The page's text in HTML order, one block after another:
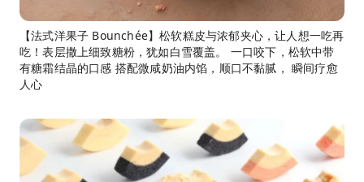
【法式洋果子 Bounchée】松软糕皮与浓郁夹心，让人想一吃再
吃！表层撒上细致糖粉，犹如白雪覆盖。 一口咬下，松软中带
有糖霜结晶的口感 搭配微咸奶油内馅，顺口不黏腻， 瞬间疗愈
人心